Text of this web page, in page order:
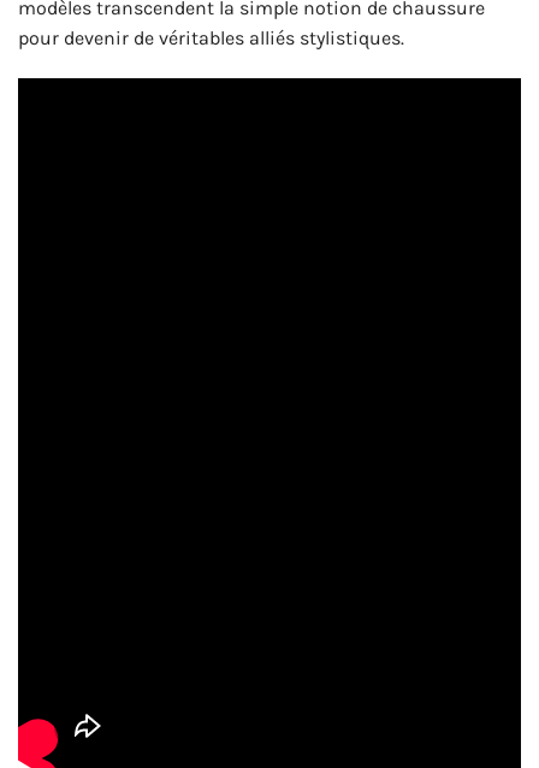
modèles transcendent la simple notion de chaussure
pour devenir de véritables alliés stylistiques.